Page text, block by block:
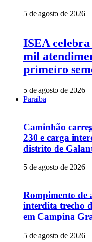
5 de agosto de 2026
ISEA celebra
mil
primeiro
5 de agosto de 2026
Paraíba
Caminhão
230 e carga
distrito de
5 de agosto de 2026
Rompimento de
interdita trecho
em Campina
5 de agosto de 2026